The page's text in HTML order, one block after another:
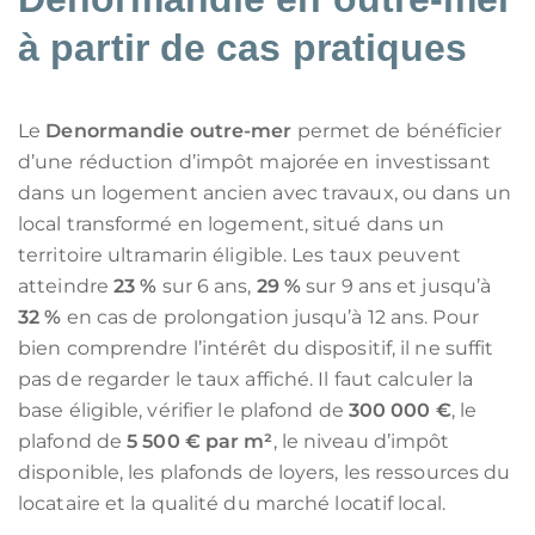
à partir de cas pratiques
Le Denormandie outre-mer permet de bénéficier
d’une réduction d’impôt majorée en investissant
dans un logement ancien avec travaux, ou dans un
local transformé en logement, situé dans un
territoire ultramarin éligible. Les taux peuvent
atteindre 23 % sur 6 ans, 29 % sur 9 ans et jusqu’à
32 % en cas de prolongation jusqu’à 12 ans. Pour
bien comprendre l’intérêt du dispositif, il ne suffit
pas de regarder le taux affiché. Il faut calculer la
base éligible, vérifier le plafond de 300 000 €, le
plafond de5 500 € par m², le niveau d’impôt
disponible, les plafonds de loyers, les ressources du
locataire et la qualité du marché locatif local.